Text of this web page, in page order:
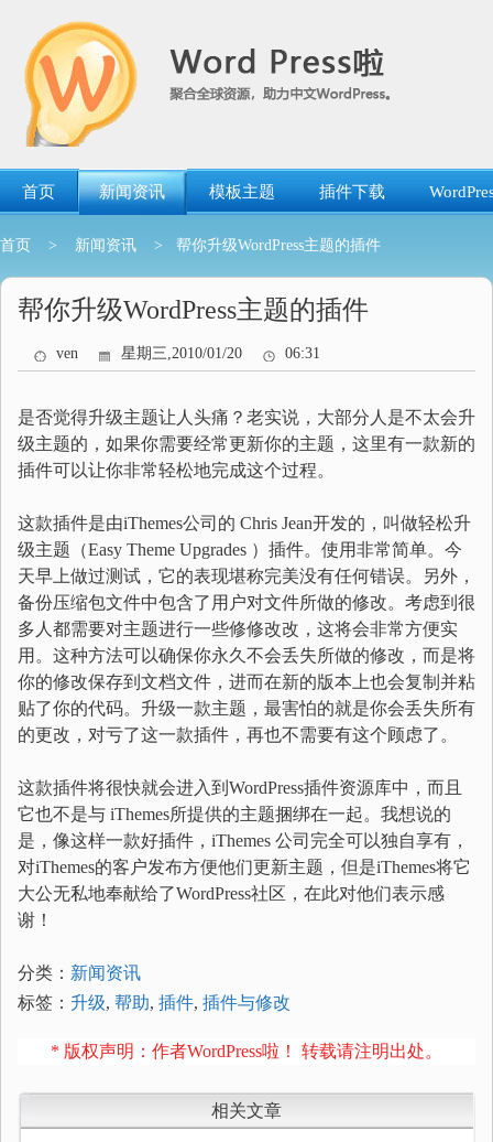
首页 新闻资讯 模板主题 插件下载
首页 > 新闻资讯 > 帮你升级WordPress主题的插件
帮你升级WordPress主题的插件
ven 星期三,2010/01/20 06:31
是否觉得升级主题让人头痛？老实说，大部分人是不太会升
级主题的，如果你需要经常更新你的主题，这里有一款新的
插件可以让你非常轻松地完成这个过程。
这款插件是由iThemes公司的 Chris Jean开发的，叫做轻松升
级主题（Easy Theme Upgrades ）插件。使用非常简单。今
天早上做过测试，它的表现堪称完美没有任何错误。另外，
备份压缩包文件中包含了用户对文件所做的修改。考虑到很
多人都需要对主题进行一些修修改改，这将会非常方便实
用。这种方法可以确保你永久不会丢失所做的修改，而是将
你的修改保存到文档文件，进而在新的版本上也会复制并粘
贴了你的代码。升级一款主题，最害怕的就是你会丢失所有
的更改，对亏了这一款插件，再也不需要有这个顾虑了。
这款插件将很快就会进入到WordPress插件资源库中，而且
它也不是与 iThemes所提供的主题捆绑在一起。我想说的
是，像这样一款好插件，iThemes 公司完全可以独自享有，
对iThemes的客户发布方便他们更新主题，但是iThemes将它
大公无私地奉献给了WordPress社区，在此对他们表示感
谢！
分类： 新闻资讯
标签： 升级, 帮助, 插件, 插件与修改
* 版权声明：作者WordPress啦！ 转载请注明出处。
相关文章